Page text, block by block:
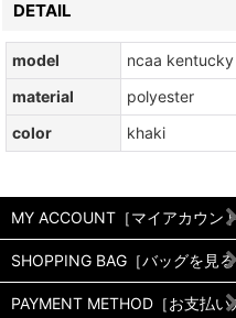
DETAIL
model
ncaa
material
polyester
color
khaki
MY ACCOUNT［マイアカウント
SHOPPING BAG［バッグを見る
PAYMENT METHOD［お支払い